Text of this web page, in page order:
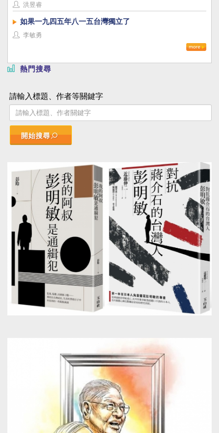
洪昱睿
如果一九四五年八一五台灣獨立了
李敏勇
熱門搜尋
請輸入標題、作者等關鍵字
開始搜尋